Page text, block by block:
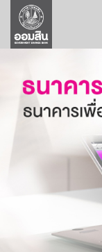
ลูกค้าธุรกิจ
ลูกค้าผู้ประกอ
ออมเพื่อสุข
เกี่ยวกับธนาค
การพัฒนาที่
บริการทางก
ติดต่อเรา